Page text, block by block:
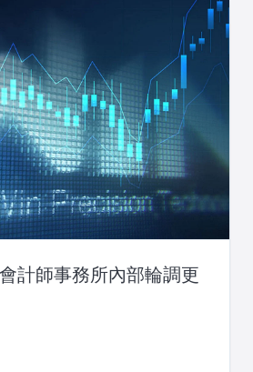
計師事務所內部輪調更